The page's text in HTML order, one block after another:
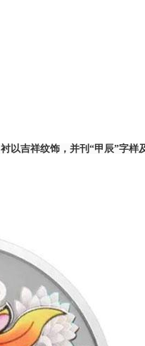
以吉祥纹饰，并刊“甲辰”字样